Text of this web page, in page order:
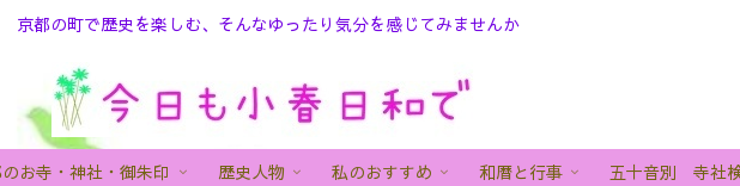
京都の町で歴史を楽しむ、そんなゆったり気分を感じてみませんか
お寺・神社・御朱印 歴史人物 私のおすすめ 和暦と行事 五十音別 寺社